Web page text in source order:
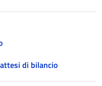
di bilancio